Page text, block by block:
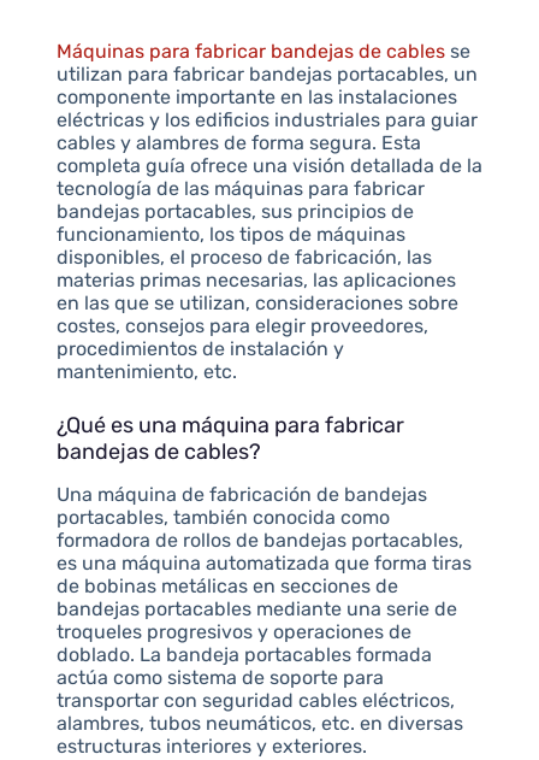
Máquinas para fabricar bandejas de cablesse
utilizan para fabricar bandejas portacables, un
componente importante en las instalaciones
eléctricas y los edificios industriales para guiar
cables y alambres de forma segura. Esta
completa guía ofrece una visión detallada de la
tecnología de las máquinas para fabricar
bandejas portacables, sus principios de
funcionamiento, los tipos de máquinas
disponibles, el proceso de fabricación, las
materias primas necesarias, las aplicaciones
en las que se utilizan, consideraciones sobre
costes, consejos para elegir proveedores,
procedimientos de instalación y
mantenimiento, etc.
¿Qué es una máquina para fabricar
bandejas de cables?
Una máquina de fabricación de bandejas
portacables, también conocida como
formadora de rollos de bandejas portacables,
es una máquina automatizada que forma tiras
de bobinas metálicas en secciones de
bandejas portacables mediante una serie de
troqueles progresivos y operaciones de
doblado. La bandeja portacables formada
actúa como sistema de soporte para
transportar con seguridad cables eléctricos,
alambres, tubos neumáticos, etc. en diversas
estructuras interiores y exteriores.